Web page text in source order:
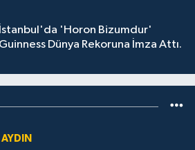
İstanbul'da 'Horon Bizumdur'
Guinness Dünya Rekoruna İmza Attı.